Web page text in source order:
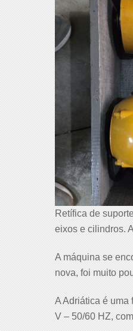
Retífica de
eixos e cilindros.
A máquina se
nova, foi muito
A Adriática é uma
V – 50/60 HZ,